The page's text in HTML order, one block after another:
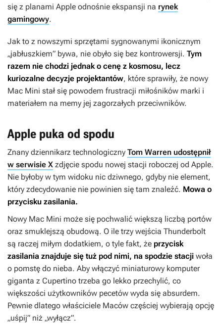
się z planami Apple odnośnie ekspansji na rynek
gamingowy.
Jak to z nowszymi sprzętami sygnowanymi ikonicznym
„jabłuszkiem” bywa, nie obyło się bez kontrowersji. Tym
razem nie chodzi jednak o cenę z kosmosu, lecz
kuriozalne decyzje projektantów, które sprawiły, że nowy
Mac Mini stał się powodem frustracji miłośników marki i
materiałem na memy jej zagorzałych przeciwników.
Apple puka od spodu
Znany dziennikarz technologiczny Tom Warren udostępnił
w serwisie X zdjęcie spodu nowej stacji roboczej od Apple.
Nie byłoby w tym widoku nic dziwnego, gdyby nie element,
który zdecydowanie nie powinien się tam znaleźć. Mowa o
przycisku zasilania.
Nowy Mac Mini może się pochwalić większą liczbą portów
oraz smuklejszą obudową. O ile trzy wejścia Thunderbolt
są raczej miłym dodatkiem, o tyle fakt, że przycisk
zasilania znajduje się tuż pod nimi, na spodzie stacji woła
o pomstę do nieba. Aby włączyć miniaturowy komputer
giganta z Cupertino trzeba go lekko przechylić, co
większości użytkowników pecetów wyda się absurdem.
Pewnie dlatego właściciele Maców częściej wybierają opcję
„uśpij” niż „wyłącz”.